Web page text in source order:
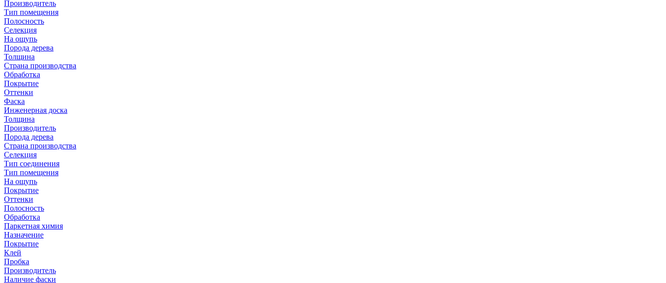
Производитель
Тип помещения
Полосность
Селекция
На ощупь
Порода дерева
Толщина
Страна производства
Обработка
Покрытие
Оттенки
Фаска
Инженерная доска
Толщина
Производитель
Порода дерева
Страна производства
Селекция
Тип соединения
Тип помещения
На ощупь
Покрытие
Оттенки
Полосность
Обработка
Паркетная химия
Назначение
Покрытие
Клей
Пробка
Производитель
Наличие фаски